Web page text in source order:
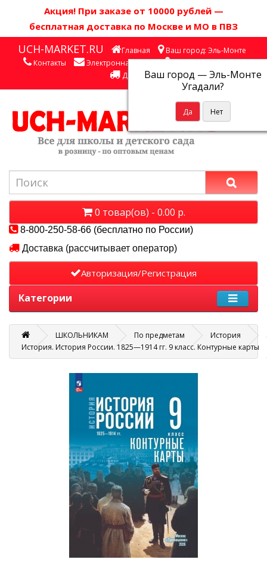
Акция! При заказе от 10000 рублей —
бесплатная доставка по Москве и МО в ПВЗ
UCH-MARKET.RU Главная Ваш город: Эль-Монте
Ваш город —Эль-Монте
Угадали?
Контакты Электронная почта
Личный кабинет
Доставка
0 товар(ов) - 0.00 р.
8-800-250-58-66 (бесплатно по России)
Доставка (рассчитывает оператор)
Авторизация/Регистрация
Категории
ШКОЛЬНИКАМ По предметам
История
История. История России. 1825—1914 гг. 9 класс. Контурные карты